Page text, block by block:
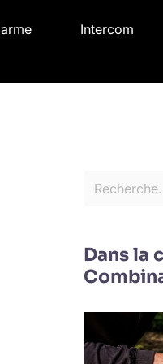
Intercom
e
rDans la